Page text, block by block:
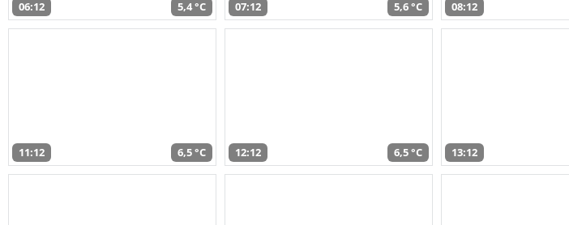
06:12 5,4 °C 07:12 5,6 °C 08:12
11:12 6,5 °C 12:12 6,5 °C 13:12